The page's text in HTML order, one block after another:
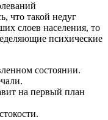
что такой недуг
слоев населения, то
психические
состоянии.
на первый план